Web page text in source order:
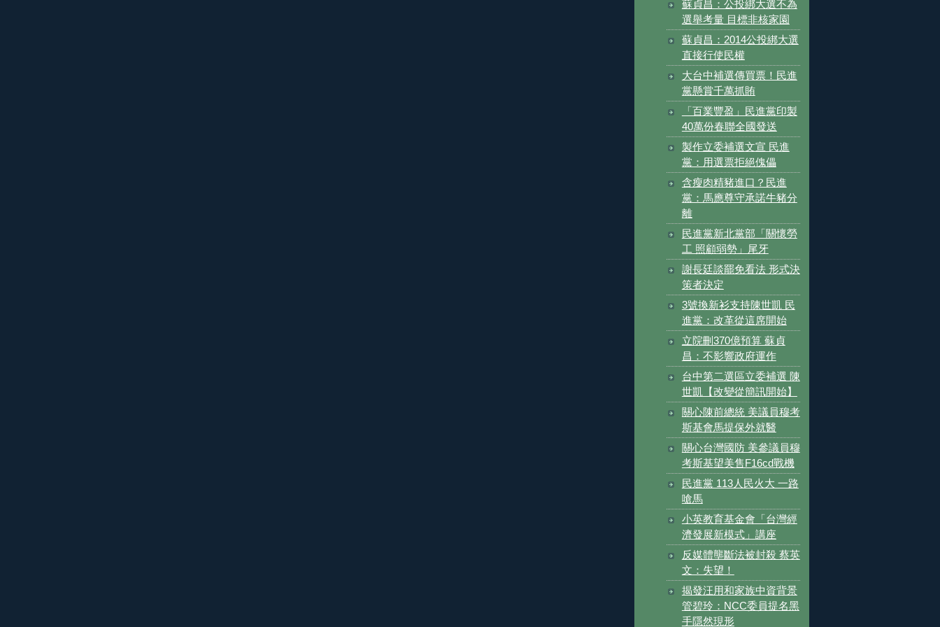
蘇貞昌：公投綁大選不為
選舉考量 目標非核家園
蘇貞昌：2014公投綁大選
直接行使民權
大台中補選傳買票！民進
黨懸賞千萬抓賄
「百業豐盈」民進黨印製
40萬份春聯全國發送
製作立委補選文宣 民進
黨：用選票拒絕傀儡
含瘦肉精豬進口？民進
黨：馬應尊守承諾牛豬分
離
民進黨新北黨部「關懷勞
工 照顧弱勢」尾牙
謝長廷談罷免看法 形式決
策者決定
3號換新衫支持陳世凱 民
進黨：改革從這席開始
立院刪370億預算 蘇貞
昌：不影響政府運作
台中第二選區立委補選 陳
世凱【改變從簡訊開始】
關心陳前總統 美議員穆考
斯基會馬提保外就醫
關心台灣國防 美參議員穆
考斯基望美售F16cd戰機
民進黨 113人民火大 一路
嗆馬
小英教育基金會「台灣經
濟發展新模式」講座
反媒體壟斷法被封殺 蔡英
文：失望！
揭發汪用和家族中資背景
管碧玲：NCC委員提名黑
手隱然現形